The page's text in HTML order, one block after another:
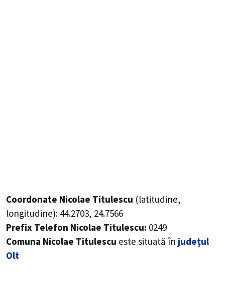
Coordonate Nicolae Titulescu (latitudine,
longitudine): 44.2703, 24.7566
Prefix Telefon Nicolae Titulescu: 0249
Comuna Nicolae Titulescu este situată în județul
Olt